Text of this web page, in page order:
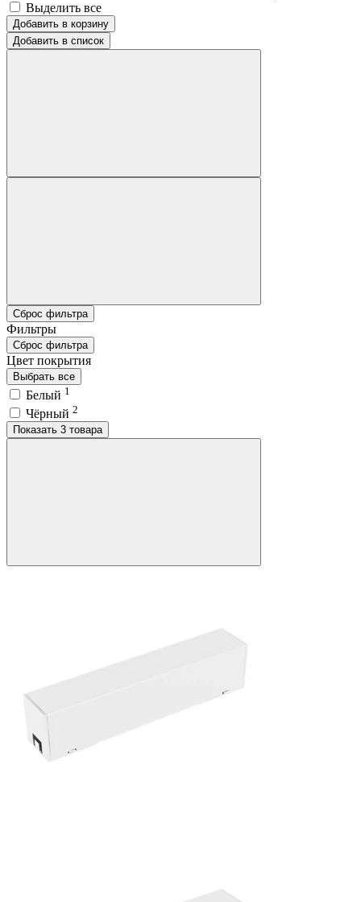
Выделить все
Добавить в корзину
Добавить в список
Сброс фильтра
Фильтры
Сброс фильтра
Цвет покрытия
Выбрать все
Белый 1
Чёрный 2
Показать 3 товара